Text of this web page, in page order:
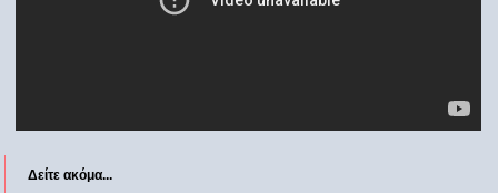
Δείτε ακόμα...